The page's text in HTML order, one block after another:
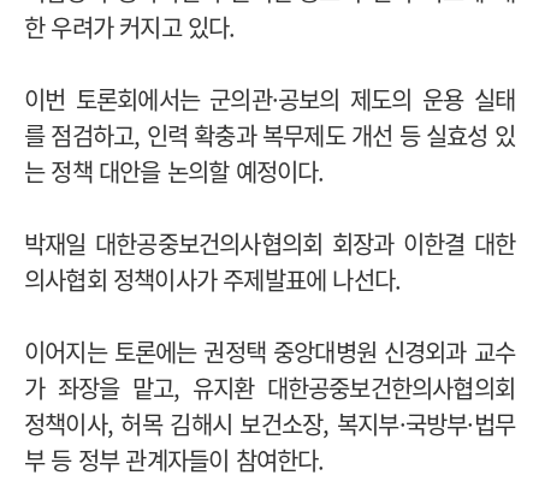
한 우려가 커지고 있다.
이번 토론회에서는 군의관·공보의 제도의 운용 실태
를 점검하고, 인력 확충과 복무제도 개선 등 실효성 있
는 정책 대안을 논의할 예정이다.
박재일 대한공중보건의사협의회 회장과 이한결 대한
의사협회 정책이사가 주제발표에 나선다.
이어지는 토론에는 권정택 중앙대병원 신경외과 교수
가 좌장을 맡고, 유지환 대한공중보건한의사협의회
정책이사, 허목 김해시 보건소장, 복지부·국방부·법무
부 등 정부 관계자들이 참여한다.